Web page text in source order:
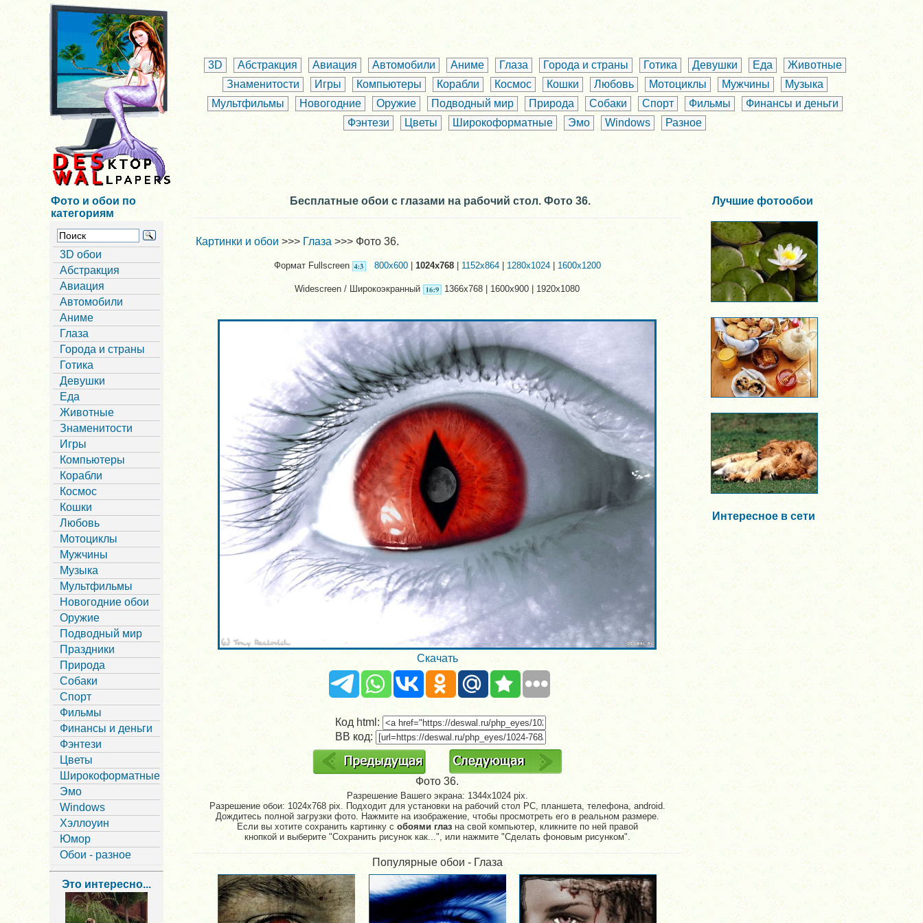
3D Абстракция Авиация Автомобили Аниме Глаза Города и страны Готика Девушки Еда
Животные
Знаменитости
Игры Компьютеры Корабли Космос Кошки Любовь Мотоциклы Мужчины
Музыка
Мультфильмы
Новогодние Оружие Подводный мир Природа Собаки Спорт Фильмы
Финансы и деньги
Фэнтези
Цветы Широкоформатные Эмо Windows Разное
Фото и обои по
категориям
3D обои
Абстракция
Авиация
Автомобили
Аниме
Глаза
Города и страны
Готика
Девушки
Еда
Животные
Знаменитости
Игры
Компьютеры
Корабли
Космос
Кошки
Любовь
Мотоциклы
Мужчины
Музыка
Мультфильмы
Новогодние обои
Оружие
Подводный мир
Праздники
Природа
Собаки
Спорт
Фильмы
Финансы и деньги
Фэнтези
Цветы
Широкоформатные
Эмо
Windows
Хэллоуин
Юмор
Обои - разное
Это интересно...
Бесплатные обои с глазами на рабочий стол. Фото 36.
Картинки и обои>>>Глаза>>> Фото 36.
Формат Fullscreen 800x600|1024x768| 1152x864|1280x1024| 1600x1200
Widescreen / Широкоэкранный 1366x768 | 1600x900 | 1920x1080
Скачать
Код html:
BB код:
Фото 36.
Разрешение Вашего экрана: 1344x1024 pix.
Разрешение обои: 1024x768 pix. Подходит для установки на рабочий стол PC, планшета, телефона, android.
Дождитесь полной загрузки фото. Нажмите на изображение, чтобы просмотреть его в реальном размере.
Если вы хотите сохранить картинку собоями глазна свой компьютер, кликните по ней правой
кнопкой и выберите "Сохранить рисунок как...", или нажмите "Сделать фоновым рисунком".
Популярные обои - Глаза
Лучшие фотообои
Интересное в сети